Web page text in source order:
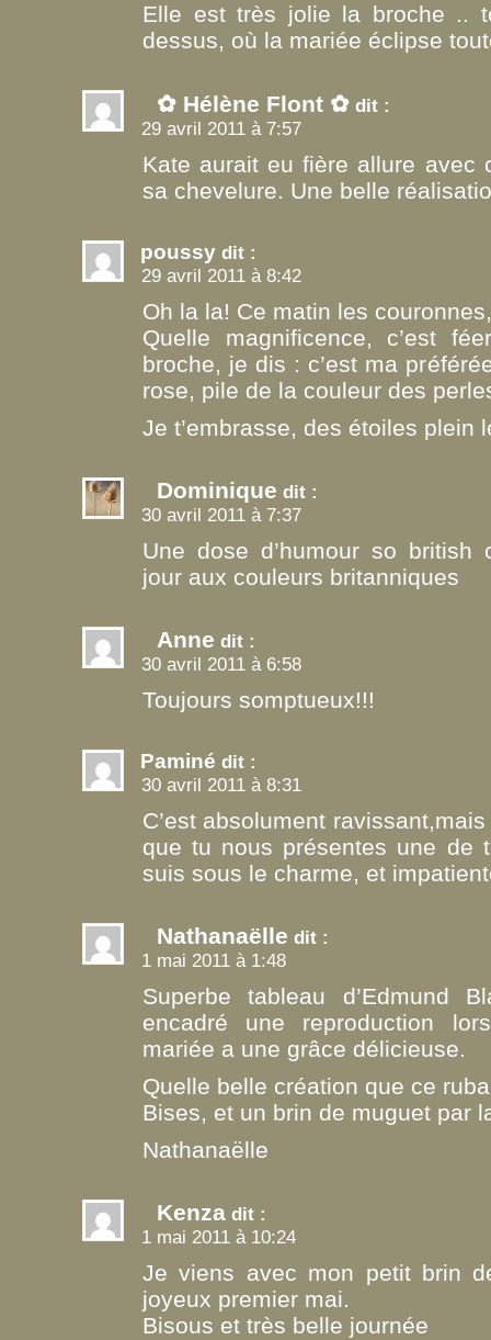
Elle est très jolie la broche ..
dessus, où la mariée éclipse
✿ Hélène Flont ✿ dit :
29 avril 2011 à 7:57
Kate aurait eu fière allure
sa chevelure. Une belle
poussy dit :
29 avril 2011 à 8:42
Oh la la! Ce matin les
Quelle magnificence, c’est
broche, je dis : c’est ma
rose, pile de la couleur des
Je t’embrasse, des étoiles plein
Dominique dit :
30 avril 2011 à 7:37
Une dose d’humour so british
jour aux couleurs britanniques
Anne dit :
30 avril 2011 à 6:58
Toujours somptueux!!!
Paminé dit :
30 avril 2011 à 8:31
C’est absolument
que tu nous présentes une de
suis sous le charme, et
Nathanaëlle dit :
1 mai 2011 à 1:48
Superbe tableau d’Edmund
encadré une reproduction
mariée a une grâce délicieuse.
Quelle belle création que ce
Bises, et un brin de muguet par
Nathanaëlle
Kenza dit :
1 mai 2011 à 10:24
Je viens avec mon petit brin
joyeux premier mai.
Bisous et très belle journée